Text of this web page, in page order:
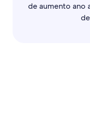
de aumento ano